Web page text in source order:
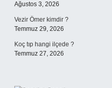
Ağustos 3, 2026
Vezir Ömer kimdir ?
Temmuz 29, 2026
Koç tıp hangi ilçede ?
Temmuz 27, 2026